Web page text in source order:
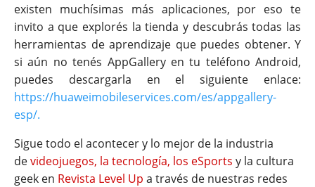
existen muchísimas más aplicaciones, por eso te
invito a que explorés la tienda y descubrás todas las
herramientas de aprendizaje que puedes obtener. Y
si aún no tenés AppGallery en tu teléfono Android,
puedes descargarla en el siguiente enlace:
https://huaweimobileservices.com/es/appgallery-
esp/.
Sigue todo el acontecer y lo mejor de la industria
devideojuegos, la tecnología, los eSports y la cultura
geek en Revista Level Up a través de nuestras redes